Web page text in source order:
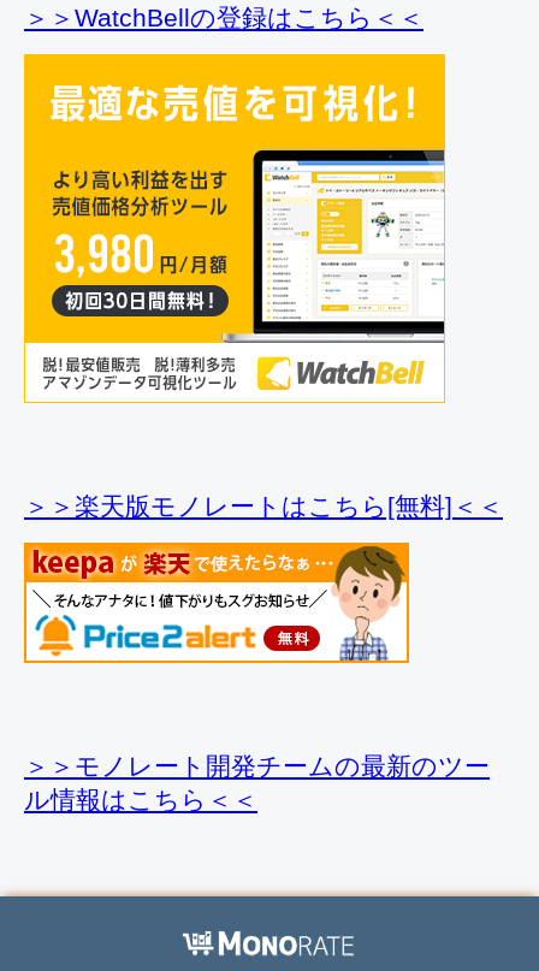
＞＞WatchBellの登録はこちら＜＜
＞＞楽天版モノレートはこちら[無料]＜＜
＞＞モノレート開発チームの最新のツー
ル情報はこちら＜＜